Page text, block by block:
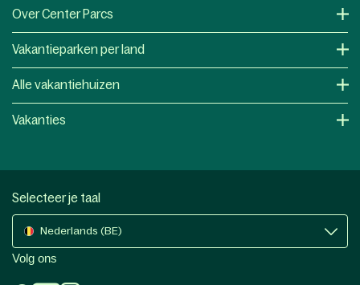
Over Center Parcs
Vakantieparken per land
Alle vakantiehuizen
Vakanties
Selecteer je taal
Nederlands (BE)
Volg ons